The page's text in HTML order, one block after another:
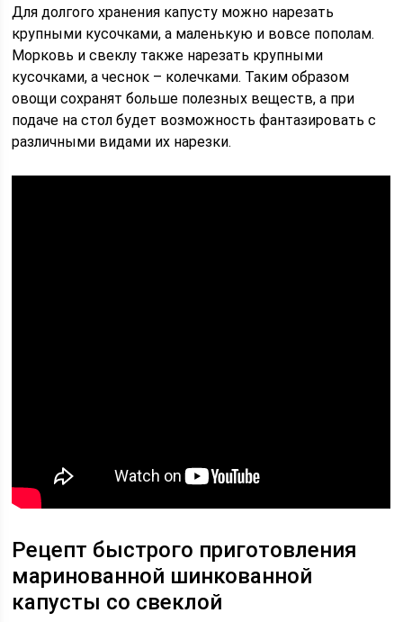
Для долгого хранения капусту можно нарезать
крупными кусочками, а маленькую и вовсе пополам.
Морковь и свеклу также нарезать крупными
кусочками, а чеснок – колечками. Таким образом
овощи сохранят больше полезных веществ, а при
подаче на стол будет возможность фантазировать с
различными видами их нарезки.
Рецепт быстрого приготовления
маринованной шинкованной
капусты со свеклой